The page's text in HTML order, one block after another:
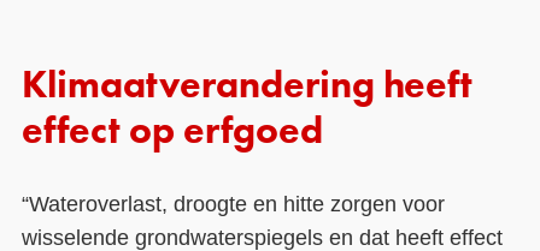
Klimaatverandering heeft
effect op erfgoed
“Wateroverlast, droogte en hitte zorgen voor
wisselende grondwaterspiegels en dat heeft effect